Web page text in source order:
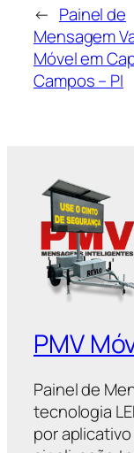
← Painel de
Mensagem
Móvel em
Campos – PI
PMV
Painel de
tecnologia
por